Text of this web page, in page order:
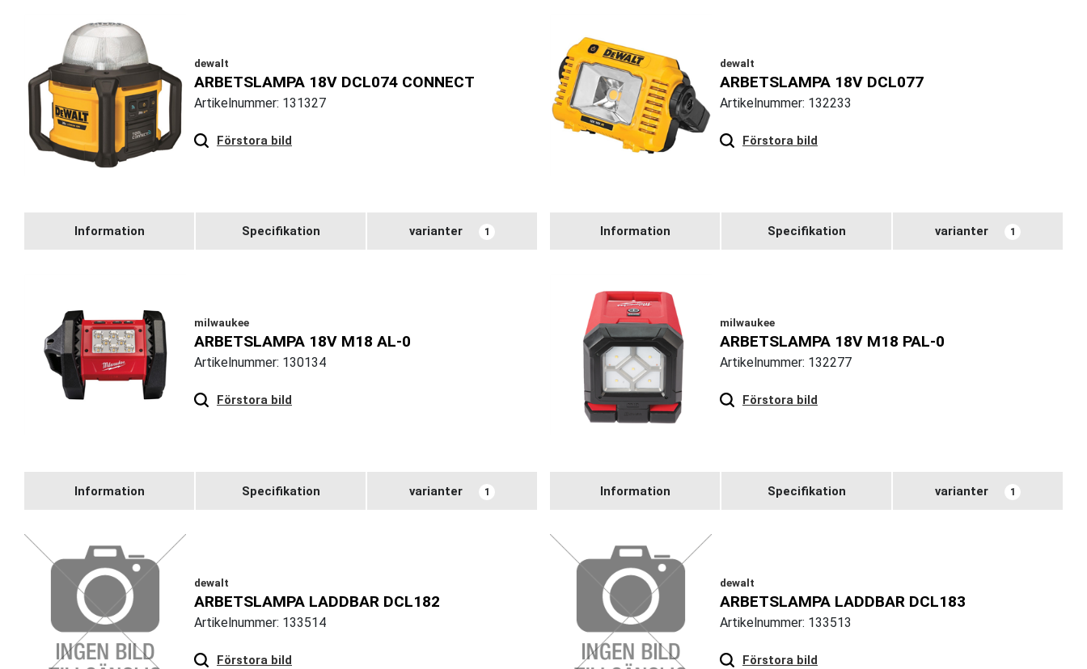
dewalt
ARBETSLAMPA 18V DCL074 CONNECT
Artikelnummer: 131327
Förstora bild
Information Specifikation varianter 1
dewalt
ARBETSLAMPA 18V DCL077
Artikelnummer: 132233
Förstora bild
Information Specifikation varianter 1
milwaukee
ARBETSLAMPA 18V M18 AL-0
Artikelnummer: 130134
Förstora bild
Information Specifikation varianter 1
milwaukee
ARBETSLAMPA 18V M18 PAL-0
Artikelnummer: 132277
Förstora bild
Information Specifikation varianter 1
dewalt
ARBETSLAMPA LADDBAR DCL182
Artikelnummer: 133514
Förstora bild
dewalt
ARBETSLAMPA LADDBAR DCL183
Artikelnummer: 133513
Förstora bild